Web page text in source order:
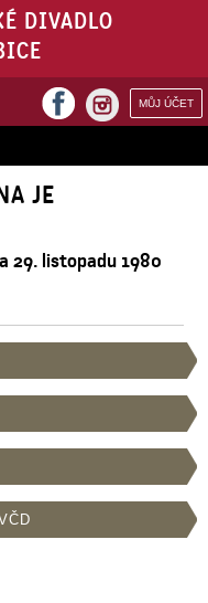
DIVADLO
MŮJ ÚČET
facebook
JE
29. listopadu 1980